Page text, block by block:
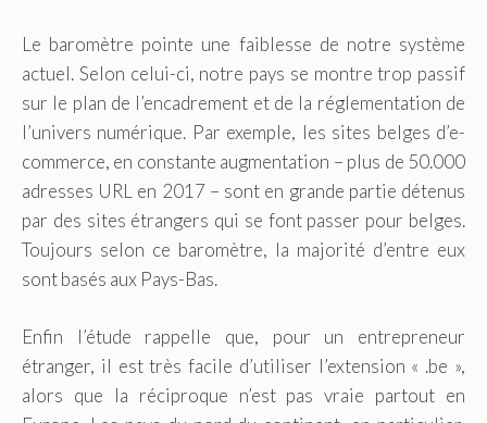
Le baromètre pointe une faiblesse de notre système
actuel. Selon celui-ci, notre pays se montre trop passif
sur le plan de l’encadrement et de la réglementation de
l’univers numérique. Par exemple, les sites belges d’e-
commerce, en constante augmentation – plus de 50.000
adresses URL en 2017 – sont en grande partie détenus
par des sites étrangers qui se font passer pour belges.
Toujours selon ce baromètre, la majorité d’entre eux
sont basés aux Pays-Bas.
Enfin l’étude rappelle que, pour un entrepreneur
étranger, il est très facile d’utiliser l’extension « .be »,
alors que la réciproque n’est pas vraie partout en